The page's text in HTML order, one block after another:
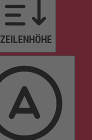
ZEILENHÖHE